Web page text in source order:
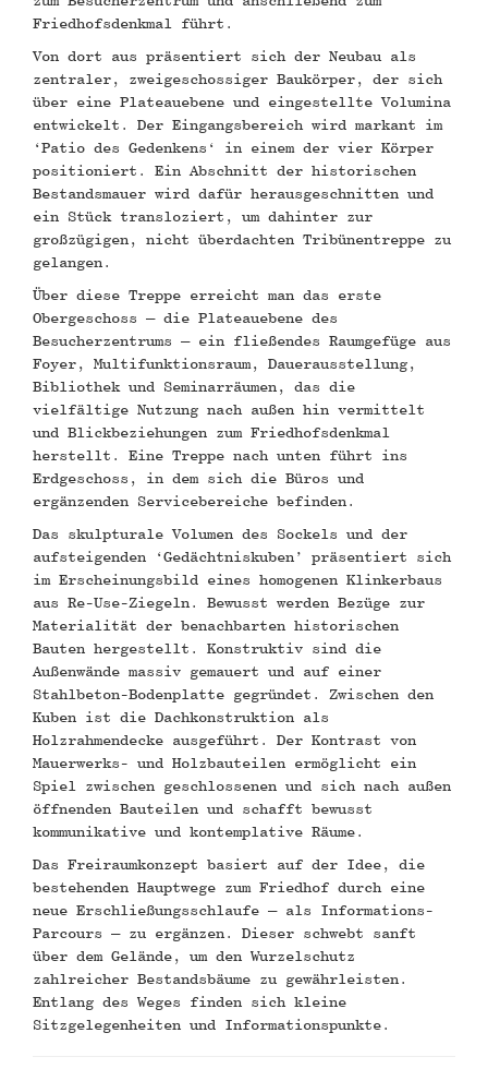
Friedhofsdenkmal führt.
Von dort aus präsentiert sich der Neubau als
zentraler, zweigeschossiger Baukörper, der sich
über eine Plateauebene und eingestellte Volumina
entwickelt. Der Eingangsbereich wird markant im
‘Patio des Gedenkens‘ in einem der vier Körper
positioniert. Ein Abschnitt der historischen
Bestandsmauer wird dafür herausgeschnitten und
ein Stück transloziert, um dahinter zur
großzügigen, nicht überdachten Tribünentreppe zu
gelangen.
Über diese Treppe erreicht man das erste
Obergeschoss – die Plateauebene des
Besucherzentrums – ein fließendes Raumgefüge aus
Foyer, Multifunktionsraum, Dauerausstellung,
Bibliothek und Seminarräumen, das die
vielfältige Nutzung nach außen hin vermittelt
und Blickbeziehungen zum Friedhofsdenkmal
herstellt. Eine Treppe nach unten führt ins
Erdgeschoss, in dem sich die Büros und
ergänzenden Servicebereiche befinden.
Das skulpturale Volumen des Sockels und der
aufsteigenden ‘Gedächtniskuben’ präsentiert sich
im Erscheinungsbild eines homogenen Klinkerbaus
aus Re-Use-Ziegeln. Bewusst werden Bezüge zur
Materialität der benachbarten historischen
Bauten hergestellt. Konstruktiv sind die
Außenwände massiv gemauert und auf einer
Stahlbeton-Bodenplatte gegründet. Zwischen den
Kuben ist die Dachkonstruktion als
Holzrahmendecke ausgeführt. Der Kontrast von
Mauerwerks- und Holzbauteilen ermöglicht ein
Spiel zwischen geschlossenen und sich nach außen
öffnenden Bauteilen und schafft bewusst
kommunikative und kontemplative Räume.
Das Freiraumkonzept basiert auf der Idee, die
bestehenden Hauptwege zum Friedhof durch eine
neue Erschließungsschlaufe – als Informations-
Parcours – zu ergänzen. Dieser schwebt sanft
über dem Gelände, um den Wurzelschutz
zahlreicher Bestandsbäume zu gewährleisten.
Entlang des Weges finden sich kleine
Sitzgelegenheiten und Informationspunkte.